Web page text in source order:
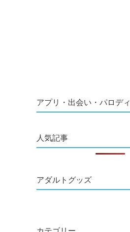
アプリ・出会い・パロディ
人気記事
アダルトグッズ